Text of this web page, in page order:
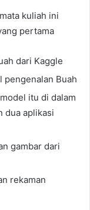
kuliah ini
pertama
dari Kaggle
pengenalan Buah
itu di dalam
dua aplikasi
gambar dari
rekaman